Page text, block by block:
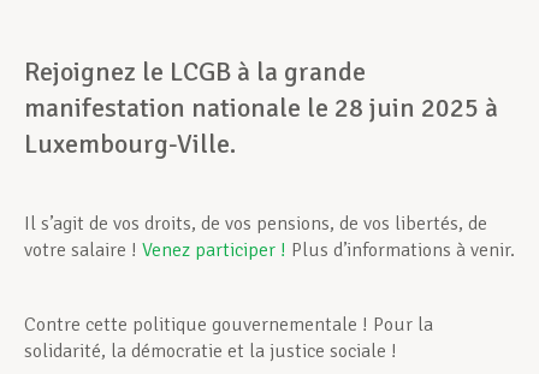
Rejoignez le LCGB à la grande
manifestation nationale le 28 juin 2025 à
Luxembourg-Ville.
Il s’agit de vos droits, de vos pensions, de vos libertés, de
votre salaire ! Venez participer ! Plus d’informations à venir.
Contre cette politique gouvernementale ! Pour la
solidarité, la démocratie et la justice sociale !